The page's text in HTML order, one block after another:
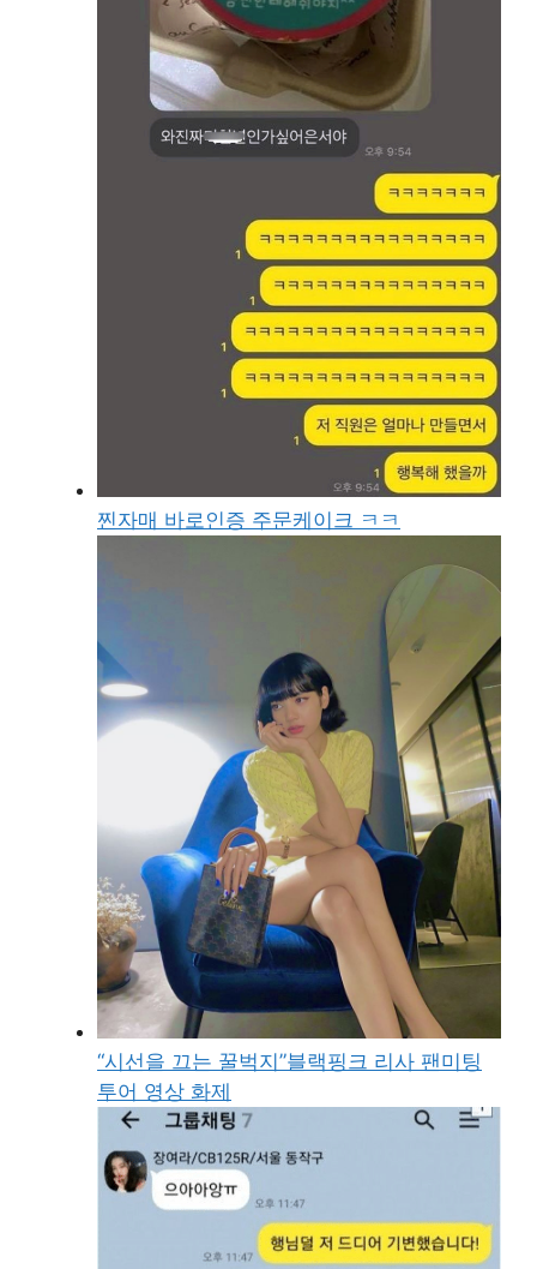
찐자매 바로인증 주문케이크 ㅋㅋ
“시선을 끄는 꿀벅지”블랙핑크 리사 팬미팅
투어 영상 화제